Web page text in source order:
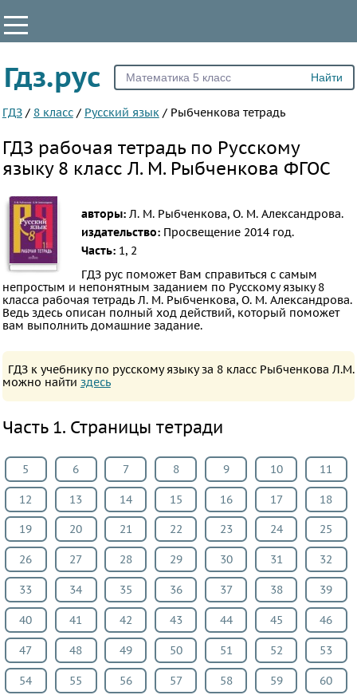
Все
1
3
4
5
8
9
10
ПРЕДМЕТЫ
Английский
язык
Русский
язык
Алгебра
Геометрия
Физика
Химия
Немецкий
язык
Белорусский
Гдз.рус
ГДЗ / 8 класс / Русский язык / Рыбченкова тетрадь
ГДЗ рабочая тетрадь по Русскому
языку 8 класс Л. М. Рыбченкова ФГОС
авторы: Л. М. Рыбченкова, О. М. Александрова.
издательство: Просвещение2014 год.
Часть:1, 2
ГДЗ рус поможет Вам справиться с самым
непростым и непонятным заданием по Русскому языку 8
класса рабочая тетрадь Л. М. Рыбченкова, О. М. Александрова.
Ведь здесь описан полный ход действий, который поможет
вам выполнить домашние задание.
ГДЗ к учебнику по русскому языку за 8 класс Рыбченкова Л.М.
можно найти здесь
Часть 1. Страницы тетради
5 6 7 8 9 10 11
12 13 14 15 16 17 18
19 20 21 22 23 24 25
26 27 28 29 30 31 32
33 34 35 36 37 38 39
40 41 42 43 44 45 46
47 48 49 50 51 52 53
54 55 56 57 58 59 60